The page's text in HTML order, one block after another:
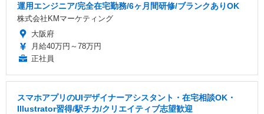
運用エンジニア/完全在宅勤務/6ヶ月間研修/ブランクありOK
株式会社KMマーケティング
大阪府
月給40万円～78万円
正社員
スマホアプリのUIデザイナーアシスタント・在宅相談OK・
Illustrator習得/駅チカ/クリエイティブ志望歓迎